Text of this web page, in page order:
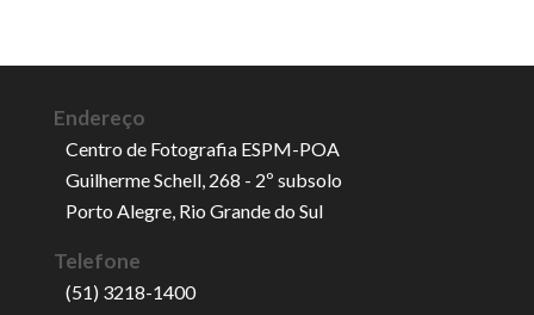
Endereço
Centro de Fotografia ESPM-POA
Guilherme Schell, 268 - 2º subsolo
Porto Alegre, Rio Grande do Sul
Telefone
(51) 3218-1400